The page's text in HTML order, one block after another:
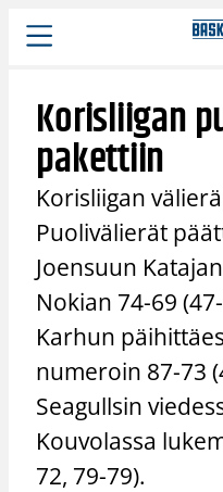
Siirry
sisältöön
Korisliigan
pakettiin
Korisliigan
Puolivälierät
Joensuun
Nokian 74-69
Karhun
numeroin 87-73
Seagullsin
Kouvolassa
72, 79-79).